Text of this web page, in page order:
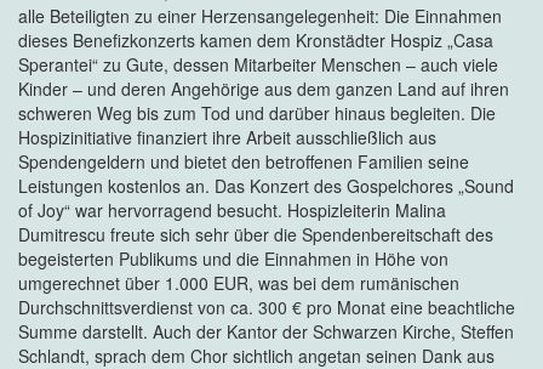
alle Beteiligten zu einer Herzensangelegenheit: Die Einnahmen
dieses Benefizkonzerts kamen dem Kronstädter Hospiz „Casa
Sperantei“ zu Gute, dessen Mitarbeiter Menschen – auch viele
Kinder – und deren Angehörige aus dem ganzen Land auf ihren
schweren Weg bis zum Tod und darüber hinaus begleiten. Die
Hospizinitiative finanziert ihre Arbeit ausschließlich aus
Spendengeldern und bietet den betroffenen Familien seine
Leistungen kostenlos an. Das Konzert des Gospelchores „Sound
of Joy“ war hervorragend besucht. Hospizleiterin Malina
Dumitrescu freute sich sehr über die Spendenbereitschaft des
begeisterten Publikums und die Einnahmen in Höhe von
umgerechnet über 1.000 EUR, was bei dem rumänischen
Durchschnittsverdienst von ca. 300 € pro Monat eine beachtliche
Summe darstellt. Auch der Kantor der Schwarzen Kirche, Steffen
Schlandt, sprach dem Chor sichtlich angetan seinen Dank aus